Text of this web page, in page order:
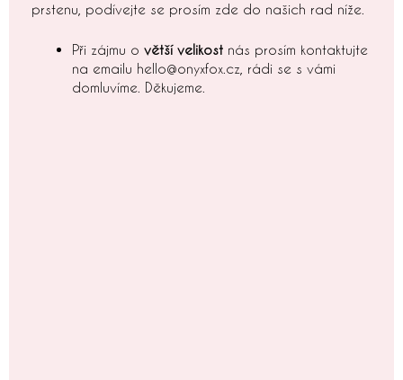
prstenu, podívejte se prosím zde do našich rad níže.
Při zájmu o větší velikost nás prosím kontaktujte
na emailu hello@onyxfox.cz, rádi se s vámi
domluvíme. Děkujeme.